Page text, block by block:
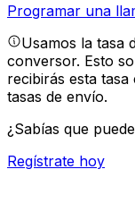
Programar una
Usamos la tasa
conversor. Esto
recibirás esta
tasas de envío.
¿Sabías que
Regístrate hoy